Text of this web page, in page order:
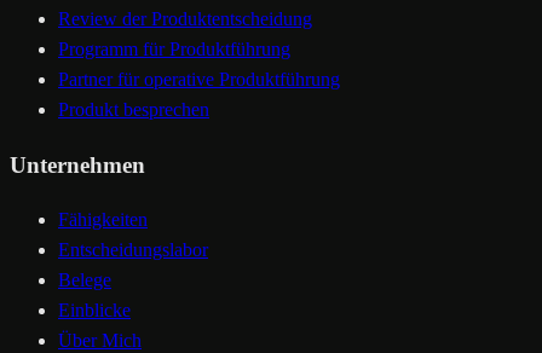
Review der Produktentscheidung
Programm für Produktführung
Partner für operative Produktführung
Produkt besprechen
Unternehmen
Fähigkeiten
Entscheidungslabor
Belege
Einblicke
Über Mich